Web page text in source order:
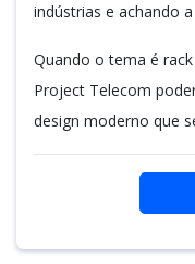
indústrias e achando
Quando o tema é
Project Telecom
design moderno que